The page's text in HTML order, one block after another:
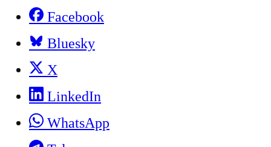
Facebook
Bluesky
X
LinkedIn
WhatsApp